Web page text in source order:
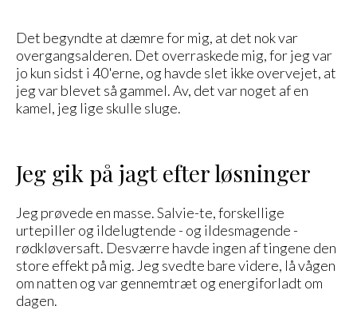
Det begyndte at dæmre for mig, at det nok var
overgangsalderen. Det overraskede mig, for jeg var
jo kun sidst i 40'erne, og havde slet ikke overvejet, at
jeg var blevet så gammel. Av, det var noget af en
kamel, jeg lige skulle sluge.
Jeg gik på jagt efter løsninger
Jeg prøvede en masse. Salvie-te, forskellige
urtepiller og ildelugtende - og ildesmagende -
rødkløversaft. Desværre havde ingen af tingene den
store effekt på mig. Jeg svedte bare videre, lå vågen
om natten og var gennemtræt og energiforladt om
dagen.